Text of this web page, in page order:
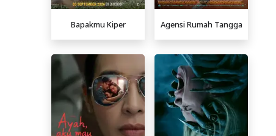
Bapakmu Kiper Agensi Rumah Tangga